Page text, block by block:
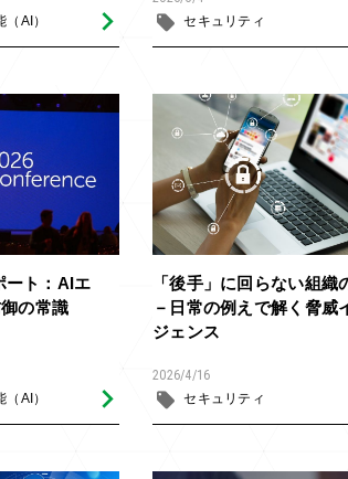
（AI）
セキュリティ
ート：AIエ
の常識
（AI）
「後手」に回らない組織
－日常の例えで解く脅威
ジェンス
2026/4/16
セキュリティ